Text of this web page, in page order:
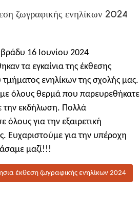
ζωγραφικής ενηλίκων 2024
16 Ιουνίου 2024
τα εγκαίνια της έκθεσης
ενηλίκων της σχολής μας.
όλους θερμά που παρευρεθήκατε
την εκδήλωση. Πολλά
όλους για την εξαιρετική
Ευχαριστούμε για την υπέροχη
μαζί!!!
έκθεση ζωγραφικής ενηλίκων 2024